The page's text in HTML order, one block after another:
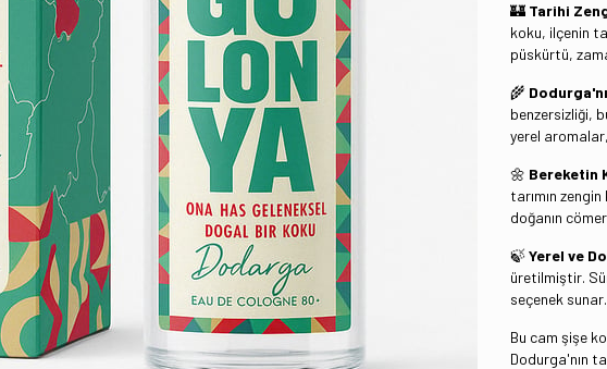
🏰 Tarihi
koku, ilçenin
püskürtü,
🌾
benzersizliği,
yerel
🌼 Bereketin
tarımın
doğanın
🍃Yerel ve
üretilmiştir.
seçenek sunar.
Bu cam şişe
Dodurga'nın